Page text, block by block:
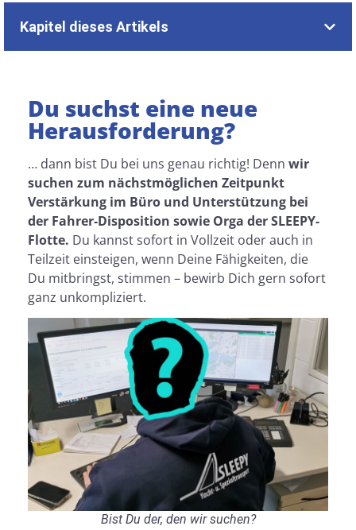
Du suchst eine neue
Herausforderung?
… dann bist Du bei uns genau richtig! Denn wir
suchen zum nächstmöglichen Zeitpunkt
Verstärkung im Büro und Unterstützung bei
der Fahrer-Disposition sowie Orga der SLEEPY-
Flotte. Du kannst sofort in Vollzeit oder auch in
Teilzeit einsteigen, wenn Deine Fähigkeiten, die
Du mitbringst, stimmen – bewirb Dich gern sofort
ganz unkompliziert.
Bist Du der, den wir suchen?
Kapitel dieses Artikels